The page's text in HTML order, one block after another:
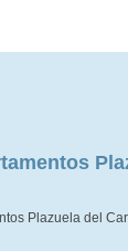
Plazuela del